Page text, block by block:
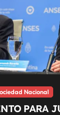
Nacional
PARA